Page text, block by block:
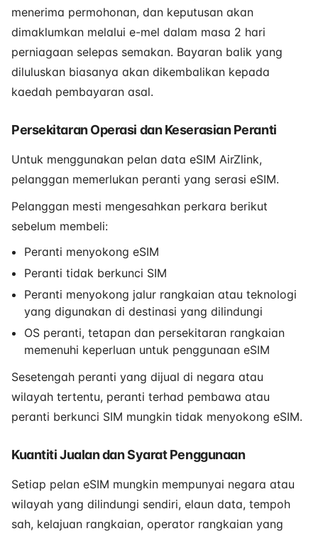
menerima permohonan, dan keputusan akan
dimaklumkan melalui e-mel dalam masa 2 hari
perniagaan selepas semakan. Bayaran balik yang
diluluskan biasanya akan dikembalikan kepada
kaedah pembayaran asal.
Persekitaran Operasi dan Keserasian Peranti
Untuk menggunakan pelan data eSIM AirZlink,
pelanggan memerlukan peranti yang serasi eSIM.
Pelanggan mesti mengesahkan perkara berikut
sebelum membeli:
Peranti menyokong eSIM
Peranti tidak berkunci SIM
Peranti menyokong jalur rangkaian atau teknologi
yang digunakan di destinasi yang dilindungi
OS peranti, tetapan dan persekitaran rangkaian
memenuhi keperluan untuk penggunaan eSIM
Sesetengah peranti yang dijual di negara atau
wilayah tertentu, peranti terhad pembawa atau
peranti berkunci SIM mungkin tidak menyokong eSIM.
Kuantiti Jualan dan Syarat Penggunaan
Setiap pelan eSIM mungkin mempunyai negara atau
wilayah yang dilindungi sendiri, elaun data, tempoh
sah, kelajuan rangkaian, operator rangkaian yang